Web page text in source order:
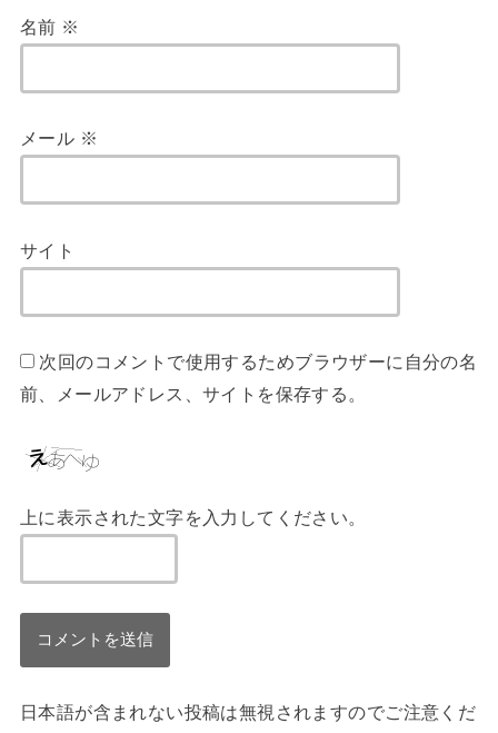
名前 ※
メール ※
サイト
次回のコメントで使用するためブラウザーに自分の名
前、メールアドレス、サイトを保存する。
上に表示された文字を入力してください。
日本語が含まれない投稿は無視されますのでご注意くだ